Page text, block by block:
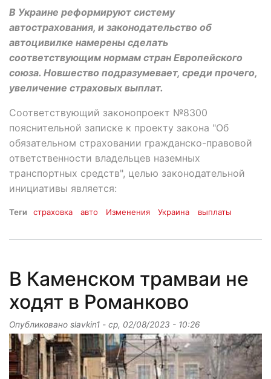
В Украине реформируют систему
автострахования, и законодательство об
автоцивилке намерены сделать
соответствующим нормам стран Европейского
союза. Новшество подразумевает, среди прочего,
увеличение страховых выплат.
Соответствующий законопроект №8300
пояснительной записке к проекту закона "Об
обязательном страховании гражданско-правовой
ответственности владельцев наземных
транспортных средств", целью законодательной
инициативы является:
Теги страховка авто Изменения Украина выплаты
В Каменском трамваи не
ходят в Романково
Опубликовано slavkin1 - ср, 02/08/2023 - 10:26